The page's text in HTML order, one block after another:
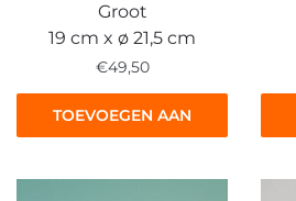
Groot
19 cm x ø 21,5 cm
€49,50
TOEVOEGEN AAN